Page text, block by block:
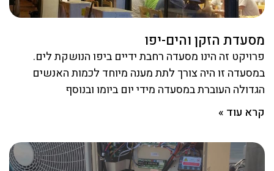
מסעדת הזקן והים-יפו
פרויקט זה הינו מסעדה רחבת ידיים ביפו הנושקת לים.
במסעדה זו היה צורך לתת מענה מיוחד לכמות האנשים
הגדולה העוברת במסעדה מידי יום ביומו ובנוסף
קרא עוד »